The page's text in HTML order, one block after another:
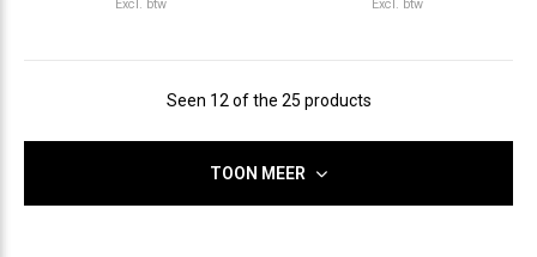
Excl. btw Excl. btw
Seen 12 of the 25 products
TOON MEER